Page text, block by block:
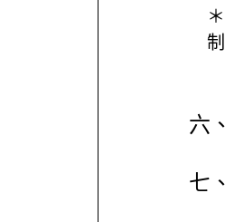
制
六
七